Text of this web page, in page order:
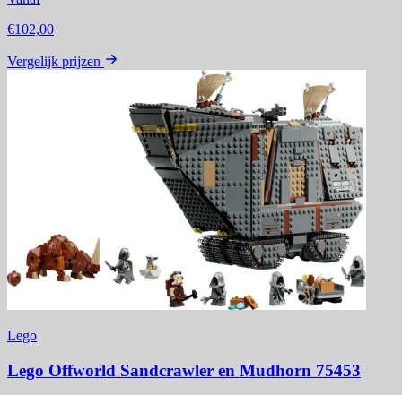
€102,00
Vergelijk prijzen
Lego
Lego Offworld Sandcrawler en Mudhorn 75453